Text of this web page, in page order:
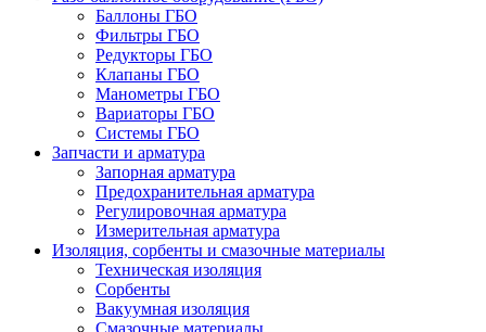
Баллоны ГБО
Фильтры ГБО
Редукторы ГБО
Клапаны ГБО
Манометры ГБО
Вариаторы ГБО
Системы ГБО
Запчасти и арматура
Запорная арматура
Предохранительная арматура
Регулировочная арматура
Измерительная арматура
Изоляция, сорбенты и смазочные материалы
Техническая изоляция
Сорбенты
Вакуумная изоляция
Смазочные материалы